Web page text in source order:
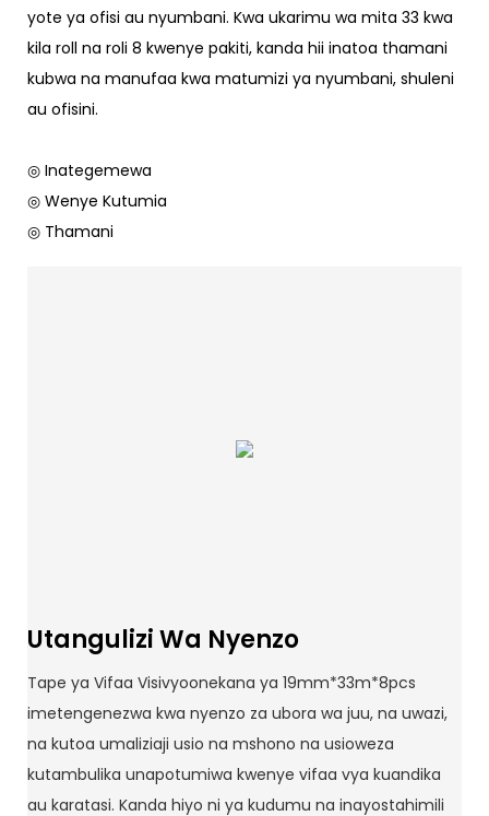
yote ya ofisi au nyumbani. Kwa ukarimu wa mita 33 kwa
kila roll na roli 8 kwenye pakiti, kanda hii inatoa thamani
kubwa na manufaa kwa matumizi ya nyumbani, shuleni
au ofisini.
◎ Inategemewa
◎ Wenye Kutumia
◎ Thamani
Utangulizi Wa Nyenzo
Tape ya Vifaa Visivyoonekana ya 19mm*33m*8pcs
imetengenezwa kwa nyenzo za ubora wa juu, na uwazi,
na kutoa umaliziaji usio na mshono na usioweza
kutambulika unapotumiwa kwenye vifaa vya kuandika
au karatasi. Kanda hiyo ni ya kudumu na inayostahimili